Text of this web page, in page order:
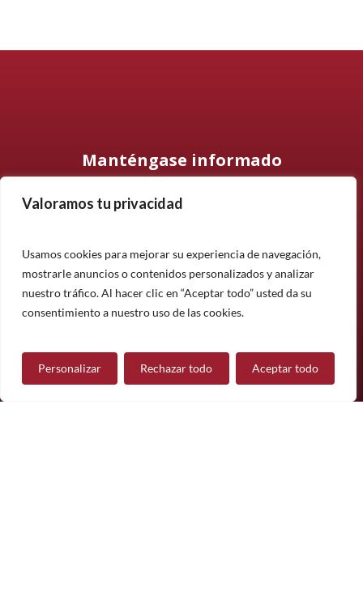
Valoramos tu privacidad
Usamos cookies para mejorar su experiencia de navegación,
mostrarle anuncios o contenidos personalizados y analizar
nuestro tráfico. Al hacer clic en “Aceptar todo” usted da su
consentimiento a nuestro uso de las cookies.
Personalizar Rechazar todo Aceptar todo
Manténgase informado
Suscríbase a nuestro boletín informativo y manténgase
noticias.
Suscríbete
¿Tiene alguna pregunta?
Contáctanos